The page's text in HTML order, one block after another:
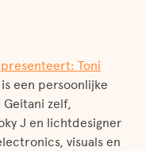
Toni
is een persoonlijke
Geitani zelf,
J en lichtdesigner
visuals en